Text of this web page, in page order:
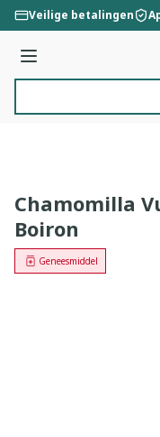
Ga naar de inhoud
Veilige betalingen
Menu
Chamomilla
Boiron
Geneesmiddel